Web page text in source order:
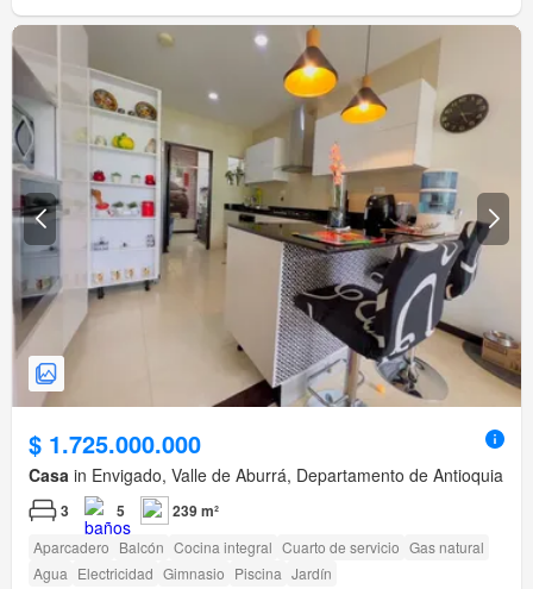
$ 1.725.000.000
Casa in Envigado, Valle de Aburrá, Departamento de Antioquia
3 5 239 m²
Aparcadero Balcón Cocina integral Cuarto de servicio Gas natural
Agua Electricidad Gimnasio Piscina Jardín